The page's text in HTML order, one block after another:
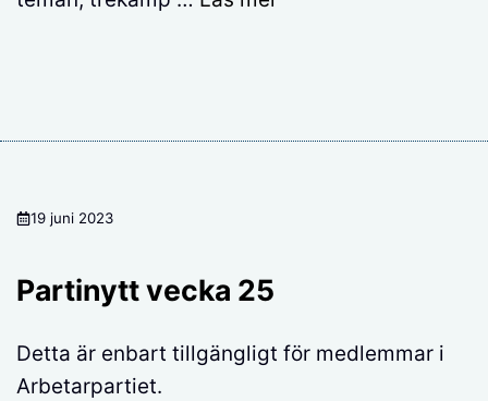
19 juni 2023
Partinytt vecka 25
Detta är enbart tillgängligt för medlemmar i
Arbetarpartiet.